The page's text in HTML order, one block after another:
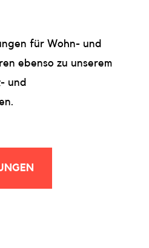
für Wohn- und
ebenso zu unserem
und